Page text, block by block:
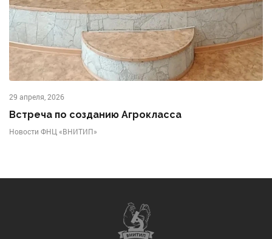
29 апреля, 2026
Встреча по созданию Агрокласса
Новости ФНЦ «ВНИТИП»